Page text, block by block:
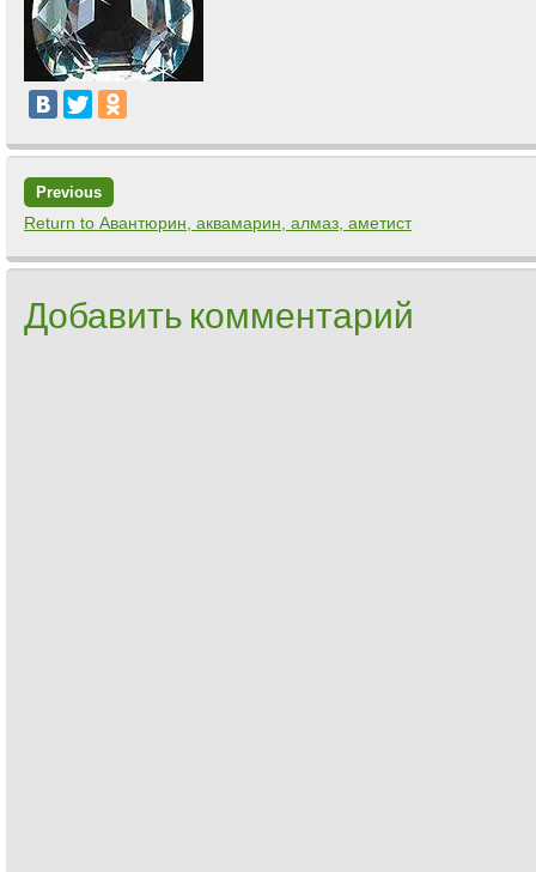
Previous
Return to Авантюрин, аквамарин, алмаз, аметист
Добавить комментарий